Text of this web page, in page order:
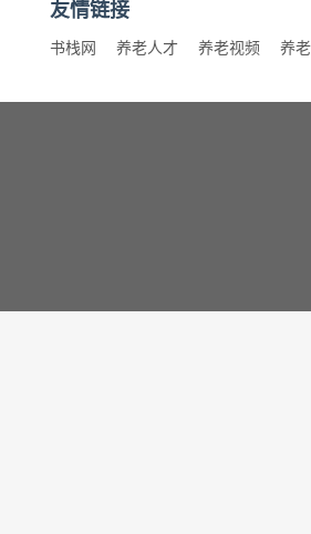
友情链接
书栈网 养老人才 养老视频 养